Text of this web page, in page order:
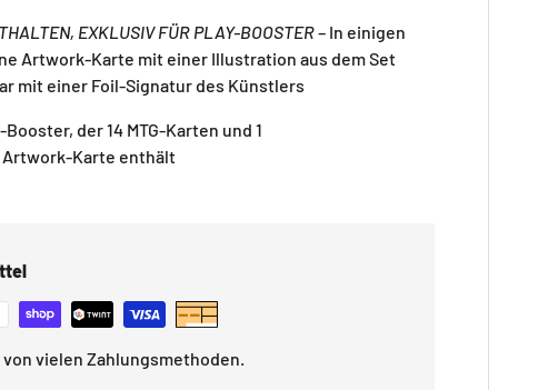
EXKLUSIV FÜR PLAY-BOOSTER– In einigen
Artwork-Karte mit einer Illustration aus dem Set
mit einer Foil-Signatur des Künstlers
der 14 MTG-Karten und 1
Karte enthält
vielen Zahlungsmethoden.